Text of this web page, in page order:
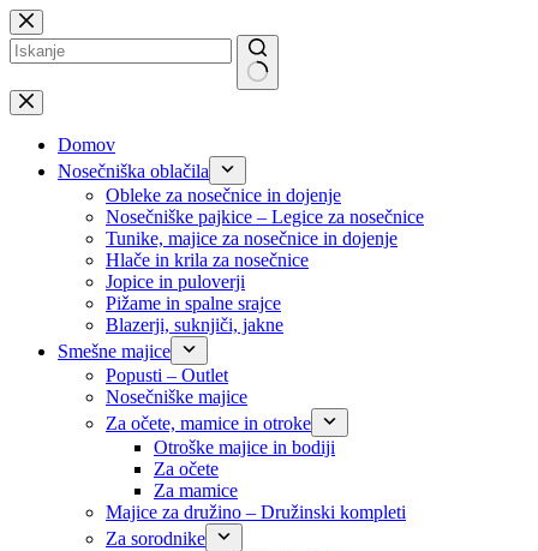
Skip
to
content
No
results
Domov
Nosečniška oblačila
Obleke za nosečnice in dojenje
Nosečniške pajkice – Legice za nosečnice
Tunike, majice za nosečnice in dojenje
Hlače in krila za nosečnice
Jopice in puloverji
Pižame in spalne srajce
Blazerji, suknjiči, jakne
Smešne majice
Popusti – Outlet
Nosečniške majice
Za očete, mamice in otroke
Otroške majice in bodiji
Za očete
Za mamice
Majice za družino – Družinski kompleti
Za sorodnike